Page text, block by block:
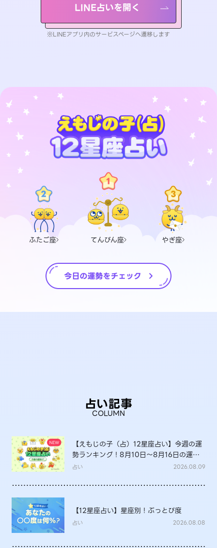
LINE占いを開く
※LINEアプリ内のサービスページへ遷移します
ふたご座 てんびん座 やぎ座
占い記事
COLUMN
【えもじの子（占）12星座占い】今週の運
勢ランキング！8月10日～8月16日の運勢
は？
占い 2026.08.09
【12星座占い】星座別！ぶっとび度
占い 2026.08.08